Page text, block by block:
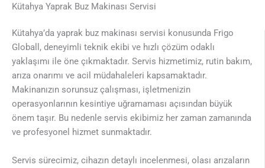
Kütahya Yaprak Buz Makinası Servisi
Kütahya’da yaprak buz makinası servisi konusunda Frigo
Globall, deneyimli teknik ekibi ve hızlı çözüm odaklı
yaklaşımı ile öne çıkmaktadır. Servis hizmetimiz, rutin bakım,
arıza onarımı ve acil müdahaleleri kapsamaktadır.
Makinanızın sorunsuz çalışması, işletmenizin
operasyonlarının kesintiye uğramaması açısından büyük
önem taşır. Bu nedenle servis ekibimiz her zaman zamanında
ve profesyonel hizmet sunmaktadır.
Servis sürecimiz, cihazın detaylı incelenmesi, olası arızaların